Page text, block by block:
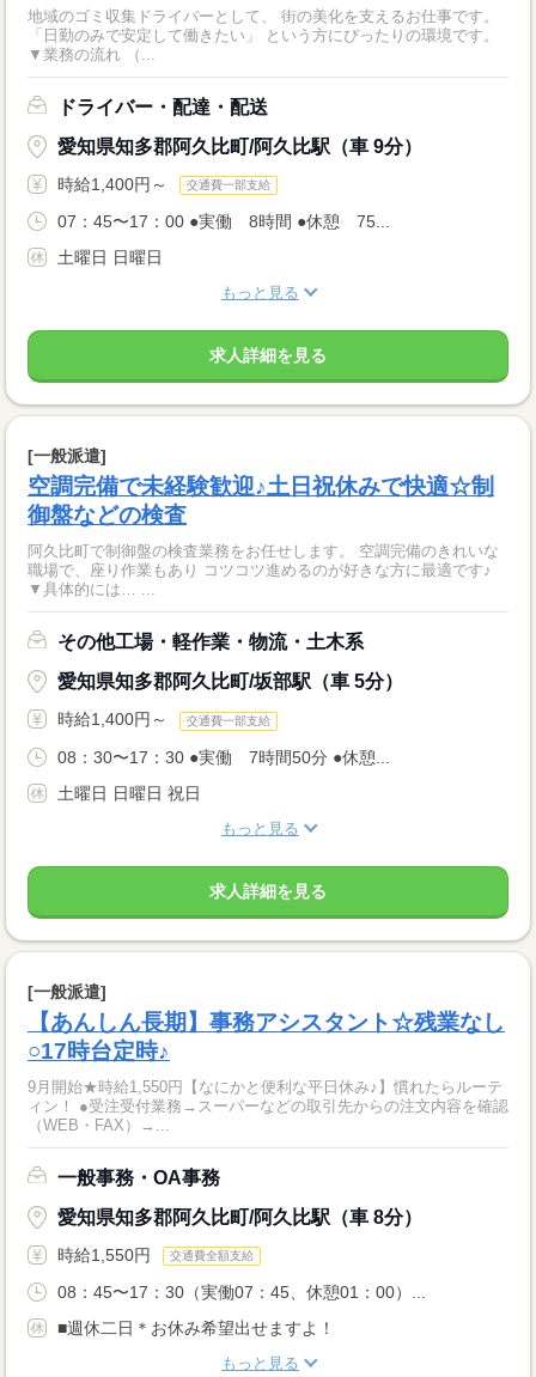
地域のゴミ収集ドライバーとして、 街の美化を支えるお仕事です。
「日勤のみで安定して働きたい」 という方にぴったりの環境です。
▼業務の流れ （...
ドライバー・配達・配送
愛知県知多郡阿久比町/阿久比駅（車 9分）
時給1,400円～ 交通費一部支給
07：45〜17：00 ●実働 8時間 ●休憩 75...
土曜日 日曜日
もっと見る
求人詳細を見る
[一般派遣]
空調完備で未経験歓迎♪土日祝休みで快適☆制
御盤などの検査
阿久比町で制御盤の検査業務をお任せします。 空調完備のきれいな
職場で、座り作業もあり コツコツ進めるのが好きな方に最適です♪
▼具体的には… ...
その他工場・軽作業・物流・土木系
愛知県知多郡阿久比町/坂部駅（車 5分）
時給1,400円～ 交通費一部支給
08：30〜17：30 ●実働 7時間50分 ●休憩...
土曜日 日曜日 祝日
もっと見る
求人詳細を見る
[一般派遣]
【あんしん長期】事務アシスタント☆残業なし
○17時台定時♪
9月開始★時給1,550円【なにかと便利な平日休み♪】慣れたらルーテ
ィン！ ●受注受付業務→スーパーなどの取引先からの注文内容を確認
（WEB・FAX）→...
一般事務・OA事務
愛知県知多郡阿久比町/阿久比駅（車 8分）
時給1,550円 交通費全額支給
08：45〜17：30（実働07：45、休憩01：00）...
■週休二日＊お休み希望出せますよ！
もっと見る